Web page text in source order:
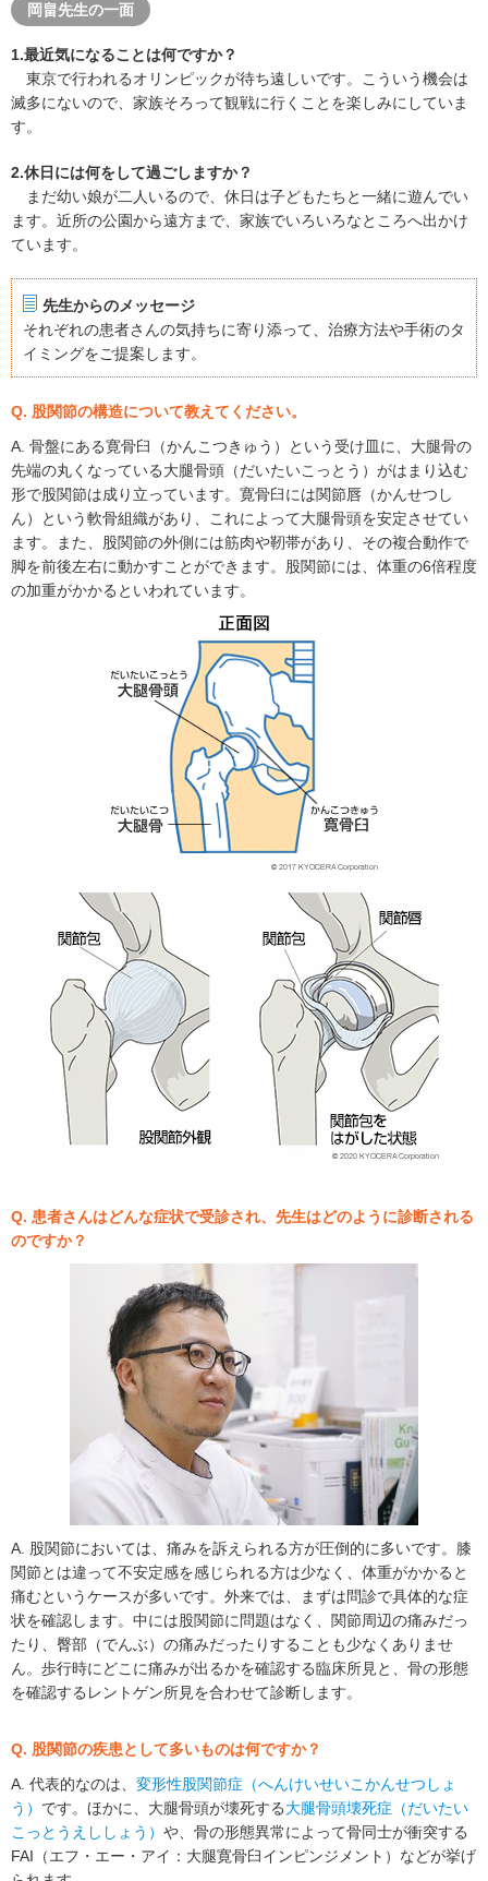
岡畠先生の一面
1.最近気になることは何ですか？
東京で行われるオリンピックが待ち遠しいです。こういう機会は
滅多にないので、家族そろって観戦に行くことを楽しみにしていま
す。
2.休日には何をして過ごしますか？
まだ幼い娘が二人いるので、休日は子どもたちと一緒に遊んでい
ます。近所の公園から遠方まで、家族でいろいろなところへ出かけ
ています。
先生からのメッセージ
それぞれの患者さんの気持ちに寄り添って、治療方法や手術のタ
イミングをご提案します。
Q. 股関節の構造について教えてください。
A. 骨盤にある寛骨臼（かんこつきゅう）という受け皿に、大腿骨の
先端の丸くなっている大腿骨頭（だいたいこっとう）がはまり込む
形で股関節は成り立っています。寛骨臼には関節唇（かんせつし
ん）という軟骨組織があり、これによって大腿骨頭を安定させてい
ます。また、股関節の外側には筋肉や靭帯があり、その複合動作で
脚を前後左右に動かすことができます。股関節には、体重の6倍程度
の加重がかかるといわれています。
Q. 患者さんはどんな症状で受診され、先生はどのように診断される
のですか？
A. 股関節においては、痛みを訴えられる方が圧倒的に多いです。膝
関節とは違って不安定感を感じられる方は少なく、体重がかかると
痛むというケースが多いです。外来では、まずは問診で具体的な症
状を確認します。中には股関節に問題はなく、関節周辺の痛みだっ
たり、臀部（でんぶ）の痛みだったりすることも少なくありませ
ん。歩行時にどこに痛みが出るかを確認する臨床所見と、骨の形態
を確認するレントゲン所見を合わせて診断します。
Q. 股関節の疾患として多いものは何ですか？
A. 代表的なのは、 変形性股関節症（へんけいせいこかんせつしょ
う） です。ほかに、大腿骨頭が壊死する大腿骨頭壊死症（だいたい
こっとうえししょう） や、骨の形態異常によって骨同士が衝突する
FAI（エフ・エー・アイ：大腿寛骨臼インピンジメント）などが挙げ